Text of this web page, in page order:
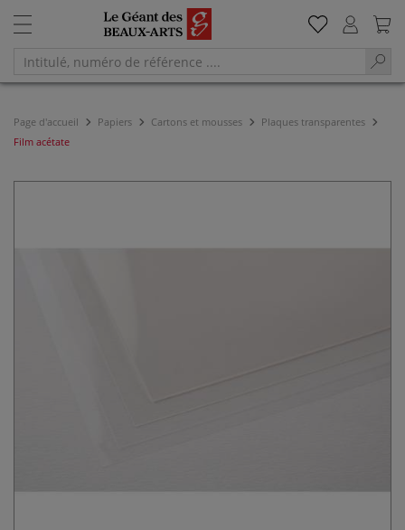
Page d'accueil Papiers Cartons et mousses
Plaques transparentes
Film acétate